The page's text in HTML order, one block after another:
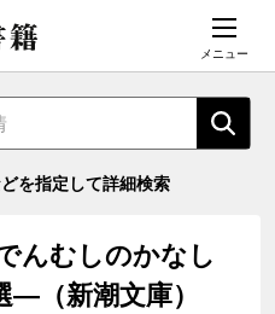
メニュー
を指定して詳細検索
んむしのかなし
（新潮文庫）